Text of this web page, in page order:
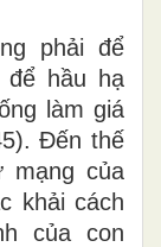
phải để
hầu hạ
làm giá
Đến thế
mạng của
khải cách
của con